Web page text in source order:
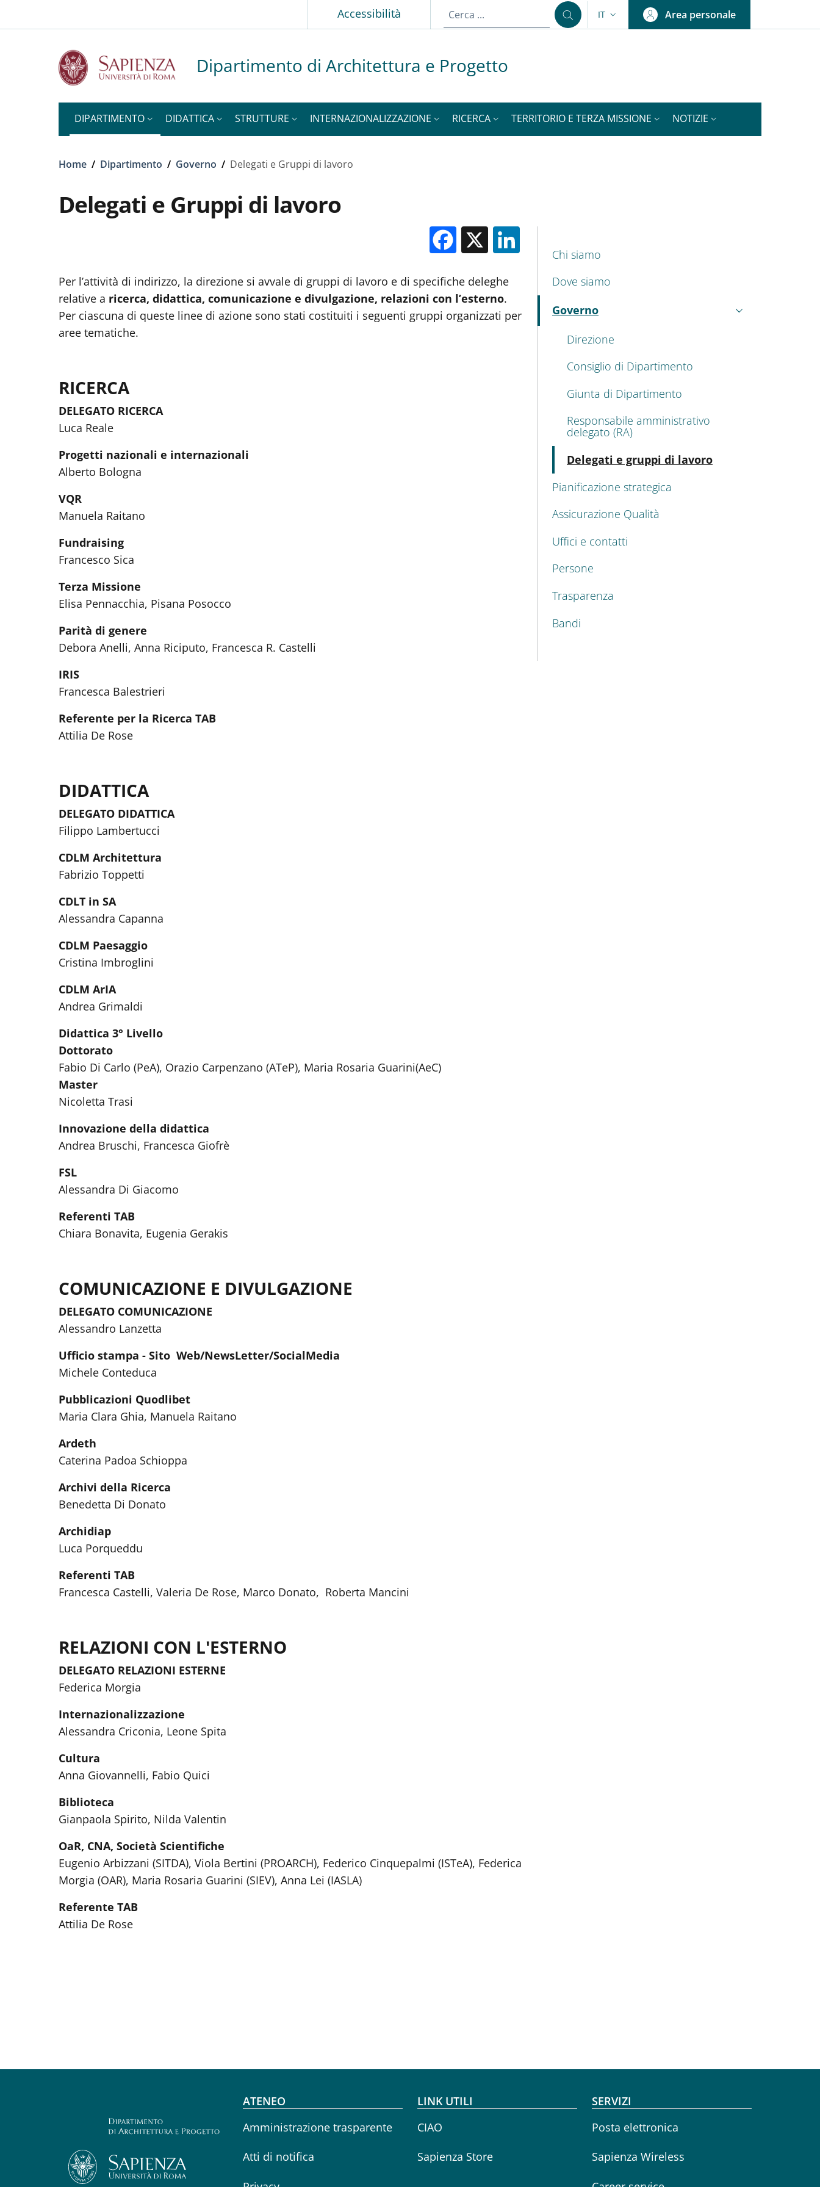
Accessibilità SELETTORE LINGUA: CURRENT LANGUAGE
IT Area personale
Dipartimento di Architettura e Progetto
DIPARTIMENTO DIDATTICA STRUTTURE INTERNAZIONALIZZAZIONE RICERCA TERRITORIO E TERZA MISSIONE NOTIZIE
Briciole di pane
Home / Dipartimento / Governo / Delegati e Gruppi di lavoro
Delegati e Gruppi di lavoro
Facebook
X
Per l’attività di indirizzo, la direzione si avvale di gruppi di lavoro e di specifiche deleghe
relative a ricerca, didattica, comunicazione e divulgazione, relazioni con l’esterno.
Per ciascuna di queste linee di azione sono stati costituiti i seguenti gruppi organizzati per
aree tematiche.
RICERCA
DELEGATO RICERCA
Luca Reale
Progetti nazionali e internazionali
Alberto Bologna
VQR
Manuela Raitano
Fundraising
Francesco Sica
Terza Missione
Elisa Pennacchia, Pisana Posocco
Parità di genere
Debora Anelli, Anna Riciputo, Francesca R. Castelli
IRIS
Francesca Balestrieri
Referente per la Ricerca TAB
Attilia De Rose
DIDATTICA
DELEGATO DIDATTICA
Filippo Lambertucci
CDLM Architettura
Fabrizio Toppetti
CDLT in SA
Alessandra Capanna
CDLM Paesaggio
Cristina Imbroglini
CDLM ArIA
Andrea Grimaldi
Didattica 3° Livello
Dottorato
Fabio Di Carlo (PeA), Orazio Carpenzano (ATeP), Maria Rosaria Guarini(AeC)
Master
Nicoletta Trasi
Innovazione della didattica
Andrea Bruschi, Francesca Giofrè
FSL
Alessandra Di Giacomo
Referenti TAB
Chiara Bonavita, Eugenia Gerakis
COMUNICAZIONE E DIVULGAZIONE
DELEGATO COMUNICAZIONE
Alessandro Lanzetta
Ufficio stampa - Sito Web/NewsLetter/SocialMedia
Michele Conteduca
Pubblicazioni Quodlibet
Maria Clara Ghia, Manuela Raitano
Ardeth
Caterina Padoa Schioppa
Archivi della Ricerca
Benedetta Di Donato
Archidiap
Luca Porqueddu
Referenti TAB
Francesca Castelli, Valeria De Rose, Marco Donato, Roberta Mancini
RELAZIONI CON L'ESTERNO
DELEGATO RELAZIONI ESTERNE
Federica Morgia
Internazionalizzazione
Alessandra Criconia, Leone Spita
Cultura
Anna Giovannelli, Fabio Quici
Biblioteca
Gianpaola Spirito, Nilda Valentin
OaR, CNA, Società Scientifiche
Eugenio Arbizzani (SITDA), Viola Bertini (PROARCH), Federico Cinquepalmi (ISTeA), Federica
Morgia (OAR), Maria Rosaria Guarini (SIEV), Anna Lei (IASLA)
Referente TAB
Attilia De Rose
MENU CEV SECOND NAVIGATION
Chi siamo
Dove siamo
Governo
Attivo
Direzione
Consiglio di Dipartimento
Giunta di Dipartimento
Responsabile amministrativo
delegato (RA)
Delegati e gruppi di lavoro
Pianificazione strategica
Assicurazione Qualità
Uffici e contatti
Persone
Trasparenza
Bandi
Footer menu
ATENEO
Amministrazione trasparente
Atti di notifica
LINK UTILI
CIAO
Sapienza Store
SERVIZI
Posta elettronica
Sapienza Wireless